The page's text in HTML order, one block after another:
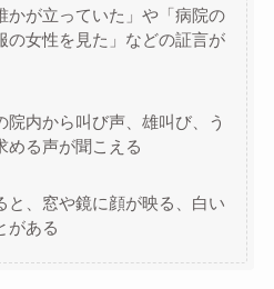
かが立っていた」や「病院の
の女性を見た」などの証言が
院内から叫び声、雄叫び、う
める声が聞こえる
と、窓や鏡に顔が映る、白い
がある